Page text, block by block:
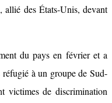
allié des États-Unis, devant
du pays en février et a
réfugié à un groupe de Sud-
victimes de discrimination